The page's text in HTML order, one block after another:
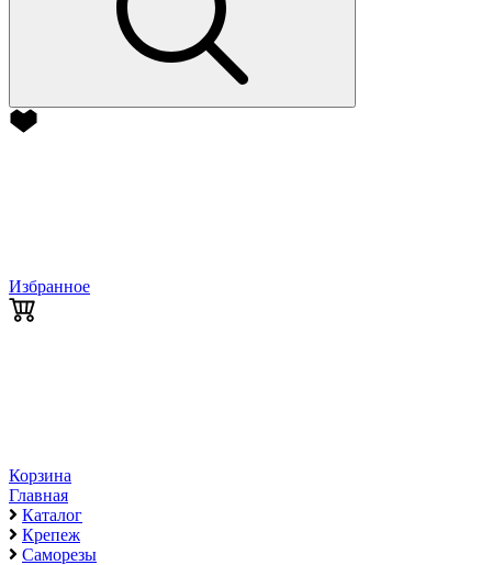
Избранное
Корзина
Главная
Каталог
Крепеж
Саморезы